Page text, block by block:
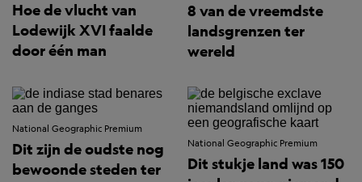
Hoe de vlucht van
Lodewijk XVI faalde
door één man
8 van de vreemdste
landsgrenzen ter
wereld
National Geographic Premium
Dit zijn de oudste nog
bewoonde steden ter
National Geographic Premium
Dit stukje land was 150